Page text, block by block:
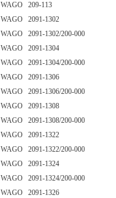
WAGO 209-113
WAGO 2091-1302
WAGO 2091-1302/200-000
WAGO 2091-1304
WAGO 2091-1304/200-000
WAGO 2091-1306
WAGO 2091-1306/200-000
WAGO 2091-1308
WAGO 2091-1308/200-000
WAGO 2091-1322
WAGO 2091-1322/200-000
WAGO 2091-1324
WAGO 2091-1324/200-000
WAGO 2091-1326